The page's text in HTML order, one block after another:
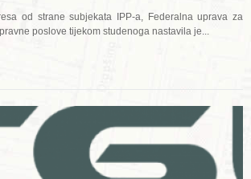
od strane subjekata IPP-a, Federalna uprava za
poslove tijekom studenoga nastavila je...